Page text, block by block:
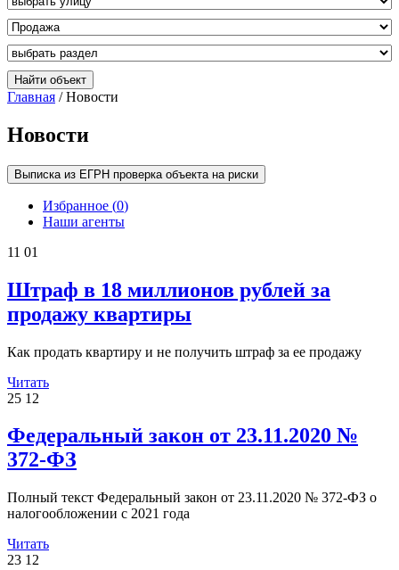
Главная / Новости
Новости
Выписка из ЕГРН проверка объекта на риски
Избранное (0)
Наши агенты
11 01
Штраф в 18 миллионов рублей за
продажу квартиры
Как продать квартиру и не получить штраф за ее продажу
Читать
25 12
Федеральный закон от 23.11.2020 №
372-ФЗ
Полный текст Федеральный закон от 23.11.2020 № 372-ФЗ о
налогообложении с 2021 года
Читать
23 12